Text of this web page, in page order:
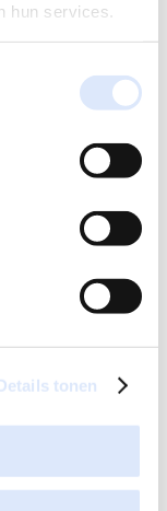
hun services.
tonen
Vereiste velden